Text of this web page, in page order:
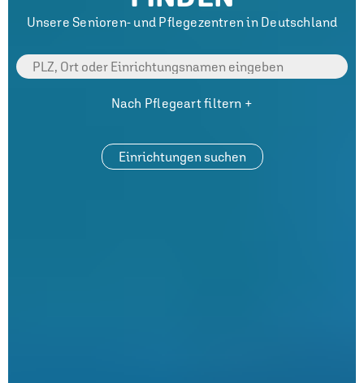
Unsere Senioren- und Pflegezentren in Deutschland
Nach Pflegeart filtern +